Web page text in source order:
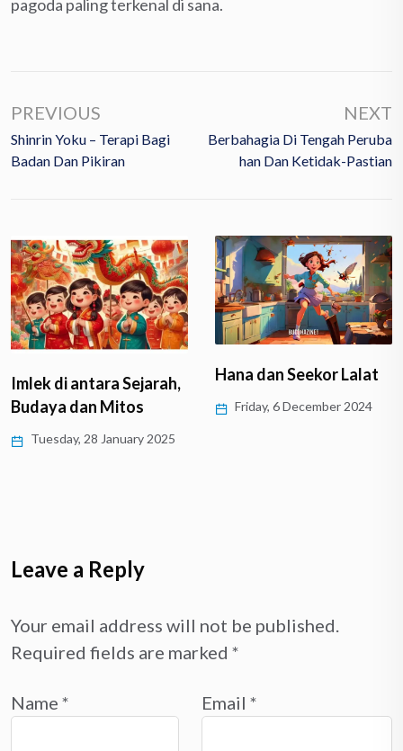
pagoda paling terkenal di sana.
PREVIOUS
Shinrin Yoku – Terapi Bagi
Badan Dan Pikiran
NEXT
Berbahagia Di Tengah Peruba
Han Dan Ketidak-Pastian
Imlek di antara Sejarah,
Budaya dan Mitos
Tuesday, 28 January 2025
Hana dan Seekor Lalat
Friday, 6 December 2024
Leave a Reply
Your email address will not be published.
Required fields are marked *
Name * Email *